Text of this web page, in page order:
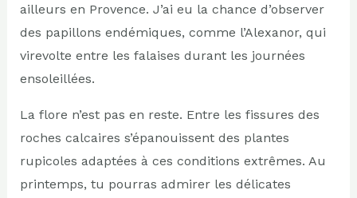
ailleurs en Provence. J’ai eu la chance d’observer
des papillons endémiques, comme l’Alexanor, qui
virevolte entre les falaises durant les journées
ensoleillées.
La flore n’est pas en reste. Entre les fissures des
roches calcaires s’épanouissent des plantes
rupicoles adaptées à ces conditions extrêmes. Au
printemps, tu pourras admirer les délicates